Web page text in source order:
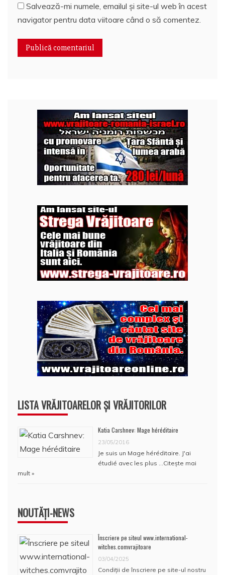
Salvează-mi numele, emailul și site-ul web în acest
navigator pentru data viitoare când o să comentez.
LISTA VRĂJITOARELOR ȘI VRĂJITORILOR
Katia Carshnev: Mage héréditaire
23/05/2016
Je suis un Mage héréditaire. J'ai
étudié avec les plus … Citește mai
mult »
NOUTĂȚI-NEWS
Înscriere pe siteul www.international-
witches.comvrajitoare
03/04/2025
Condiţii de înscriere pe site-ul nostru